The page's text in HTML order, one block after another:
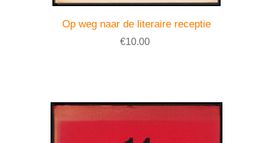
Op weg naar de literaire receptie
€10.00